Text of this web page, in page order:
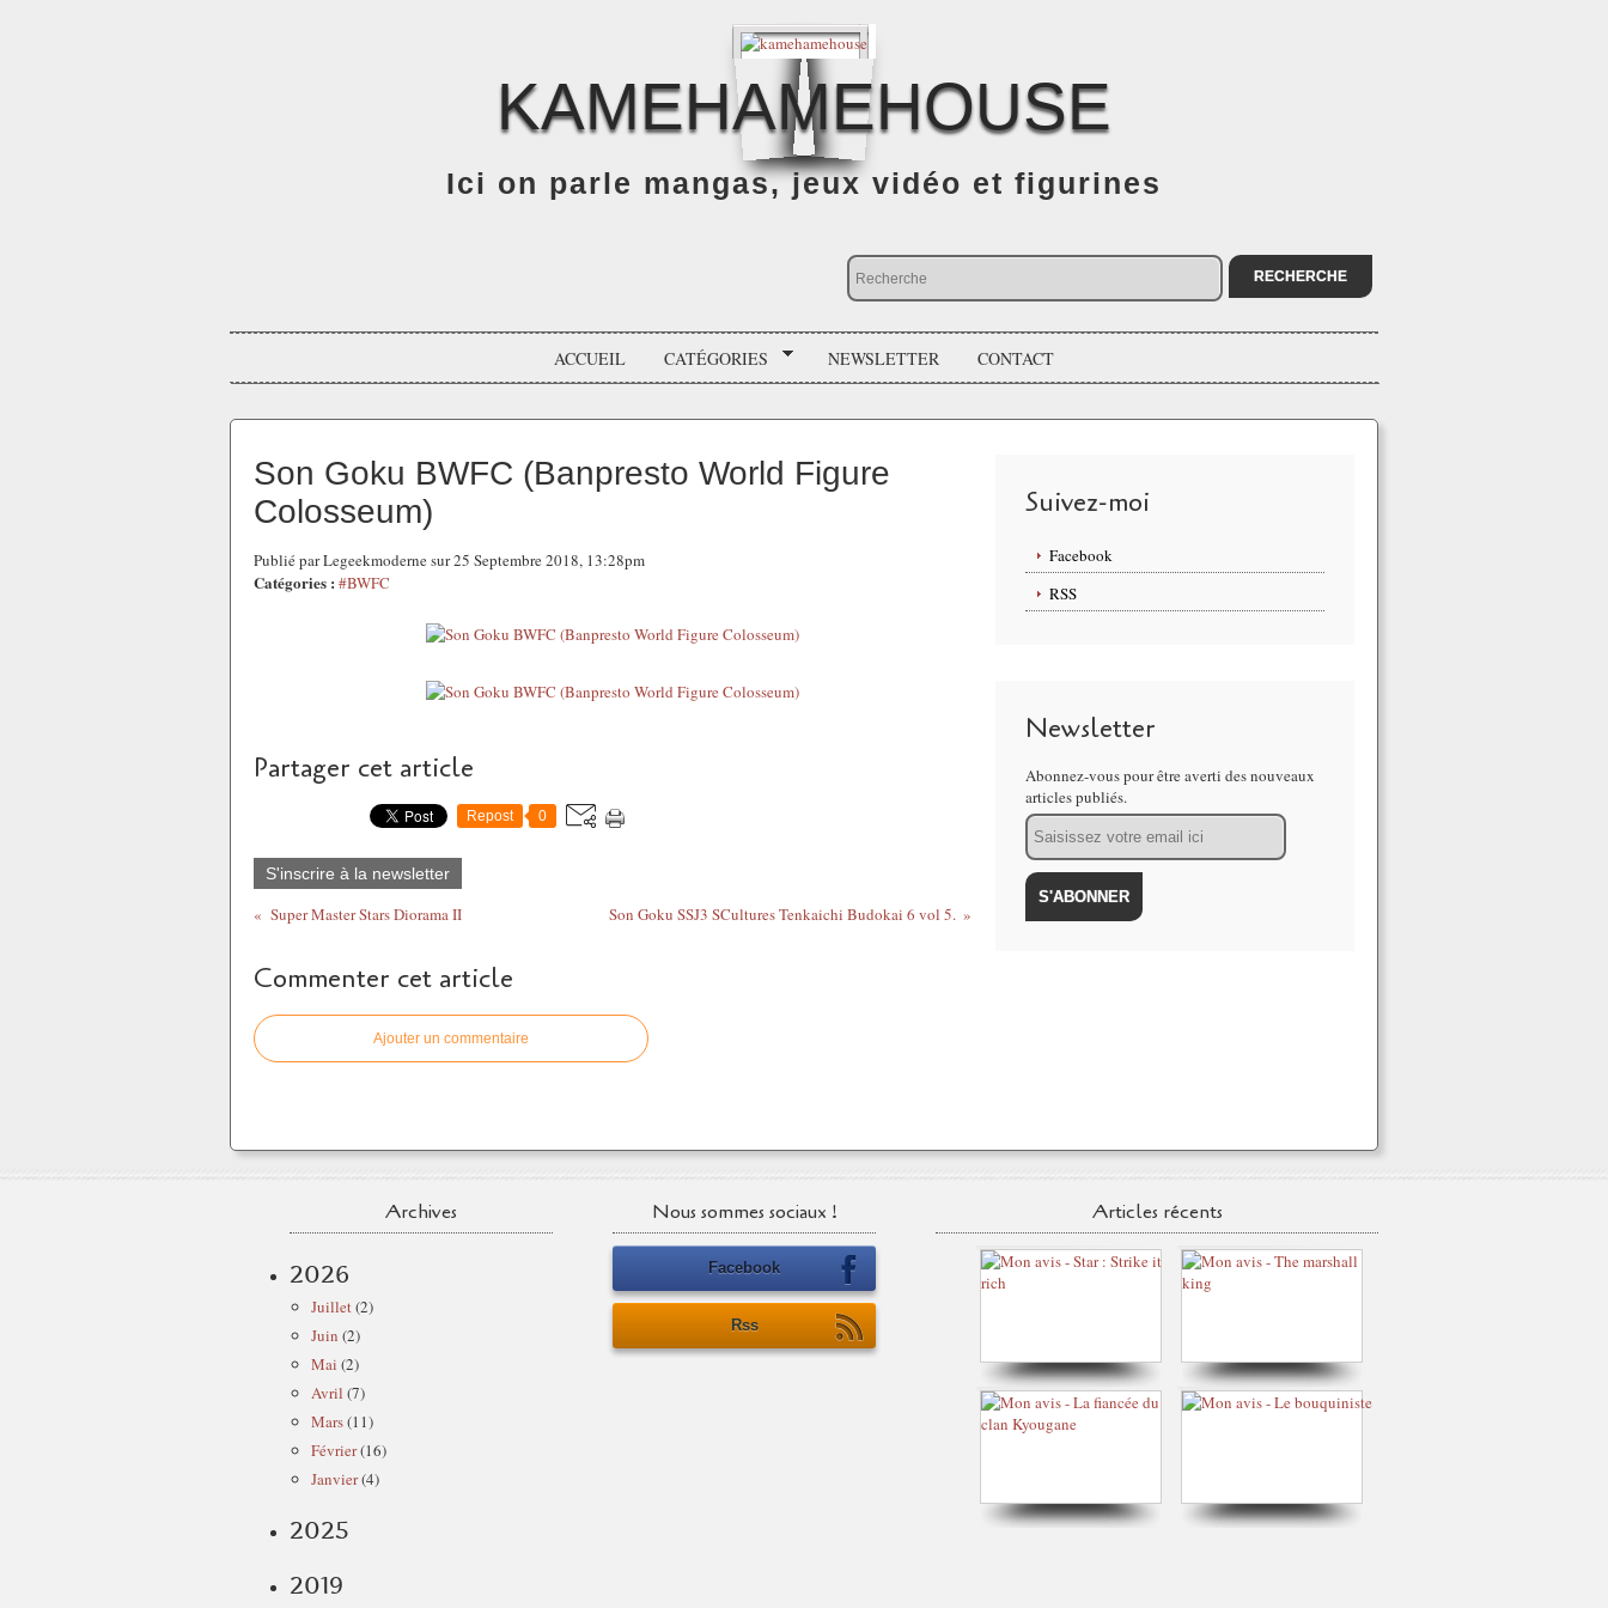
KAMEHAMEHOUSE
Ici on parle mangas, jeux vidéo et figurines
ACCUEIL CATÉGORIES NEWSLETTER CONTACT
Son Goku BWFC (Banpresto World Figure
Colosseum)
Publié par Legeekmoderne sur 25 Septembre 2018, 13:28pm
Catégories : #BWFC
Partager cet article
Repost 0
S'inscrire à la newsletter
Super Master Stars Diorama II Son Goku SSJ3 SCultures Tenkaichi Budokai 6 vol 5.
Commenter cet article
Ajouter un commentaire
Suivez-moi
Facebook
RSS
Newsletter
Abonnez-vous pour être averti des nouveaux
articles publiés.
Email
Archives
2026
Juillet(2)
Juin (2)
Mai (2)
Avril (7)
Mars(11)
Février(16)
Janvier(4)
2025
2019
Nous sommes sociaux !
Facebook
Rss
Articles récents